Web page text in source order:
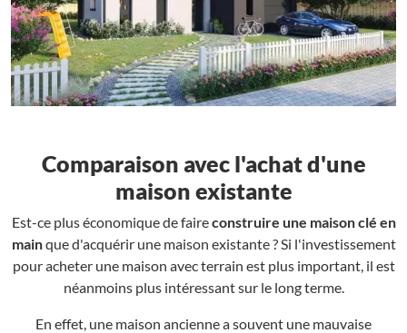
Comparaison avec l'achat d'une
maison existante
Est-ce plus économique de faireconstruire une maison clé en
mainque d'acquérir une maison existante ? Si l'investissement
pour acheter une maison avec terrain est plus important, il est
néanmoins plus intéressant sur le long terme.
En effet, une maison ancienne a souvent une mauvaise